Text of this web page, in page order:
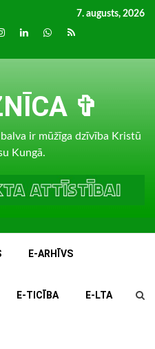
7. augusts, 2026
LinkedInwhatsapp
RSS
✞
ir mūžīga dzīvība Kristū
Kungā.
E-ARHĪVS
E-TICĪBA E-LTA